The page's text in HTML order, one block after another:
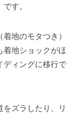
です。
地のモタつき）
着地ショックがほ
ディングに移行で
ズラしたり、リ